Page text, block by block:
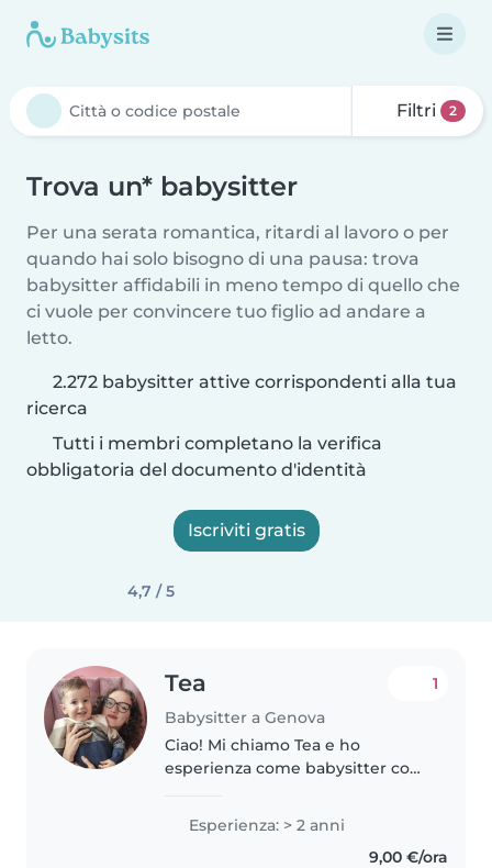
Filtri 2
Trova un* babysitter
Per una serata romantica, ritardi al lavoro o per
quando hai solo bisogno di una pausa: trova
babysitter affidabili in meno tempo di quello che
ci vuole per convincere tuo figlio ad andare a
letto.
2.272 babysitter attive corrispondenti alla tua
ricerca
Tutti i membri completano la verifica
obbligatoria del documento d'identità
Iscriviti gratis
4,7 / 5
Tea
Babysitter a Genova
1
Ciao! Mi chiamo Tea e ho
esperienza come babysitter con
persona solare, responsabile e
paziente, mi piace passare il
Esperienza: > 2 anni
9,00 €/ora